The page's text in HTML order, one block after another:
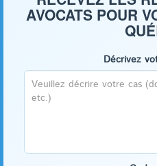
AVOCATS POUR
Décrivez